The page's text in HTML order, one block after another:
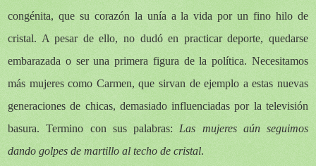
congénita, que su corazón la unía a la vida por un fino hilo de
cristal. A pesar de ello, no dudó en practicar deporte, quedarse
embarazada o ser una primera figura de la política. Necesitamos
más mujeres como Carmen, que sirvan de ejemplo a estas nuevas
generaciones de chicas, demasiado influenciadas por la televisión
basura. Termino con sus palabras: Las mujeres aún seguimos
dando golpes de martillo al techo de cristal.